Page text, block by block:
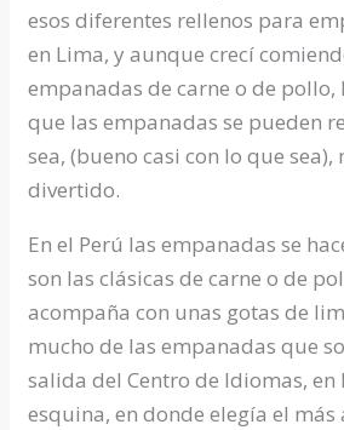
esos diferentes rellenos para
en Lima, y aunque crecí
empanadas de carne o de pollo,
que las empanadas se pueden
sea, (bueno casi con lo que sea),
divertido.
En el Perú las empanadas se
son las clásicas de carne o de
acompaña con unas gotas de
mucho de las empanadas que
salida del Centro de Idiomas,
esquina, en donde elegía el más